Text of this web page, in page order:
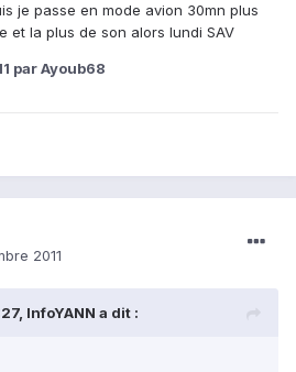
je passe en mode avion 30mn plus
et la plus de son alors lundi SAV
par Ayoub68
2011
InfoYANN a dit :